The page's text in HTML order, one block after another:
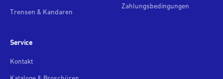
Trensen & Kandaren
Zahlungsbedingungen
Service
Kontakt